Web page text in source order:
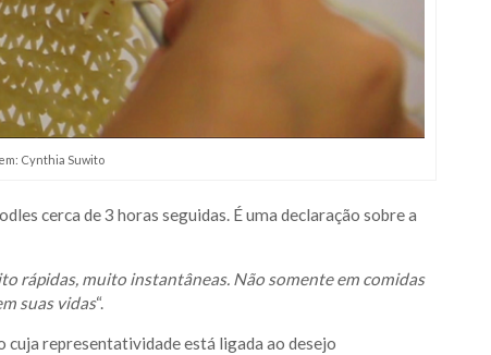
Cynthia Suwito
cerca de 3 horas seguidas. É uma declaração sobre a
rápidas, muito instantâneas. Não somente em comidas
suas vidas“.
representatividade está ligada ao desejo